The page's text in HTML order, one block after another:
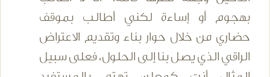
بهجوم أو إساءة لكني أطالب بموقف
حضاري من خلال حوار بناء وتقديم الاعتراض
الراقي الذي يصل بنا إلى الحلول، فعلى سبيل